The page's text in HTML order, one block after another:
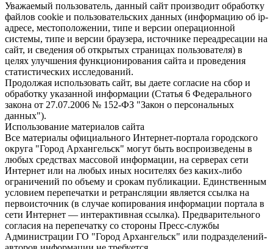
Уважаемый пользователь, данный сайт производит обработку
файлов cookie и пользовательских данных (информацию об ip-
адресе, местоположении, типе и версии операционной
системы, типе и версии браузера, источнике переадресации на
сайт, и сведения об открытых страницах пользователя) в
целях улучшения функционирования сайта и проведения
статистических исследований.
Продолжая использовать сайт, вы даете согласие на сбор и
обработку указанной информации (Статья 6 Федерального
закона от 27.07.2006 № 152-ФЗ "Закон о персональных
данных").
Использование материалов сайта
Все материалы официального Интернет-портала городского
округа "Город Архангельск" могут быть воспроизведены в
любых средствах массовой информации, на серверах сети
Интернет или на любых иных носителях без каких-либо
ограничений по объему и срокам публикации. Единственным
условием перепечатки и ретрансляции является ссылка на
первоисточник (в случае копирования информации портала в
сети Интернет — интерактивная ссылка). Предварительного
согласия на перепечатку со стороны Пресс-службы
Администрации ГО "Город Архангельск" или подразделений-